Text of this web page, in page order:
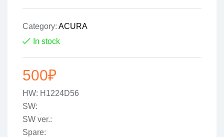
Category: ACURA
In stock
500₽
HW: H1224D56
SW:
SW ver.:
Spare: